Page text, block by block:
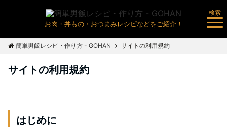
お肉・丼もの・おつまみレシピなどをご紹介！
検索
簡単男飯レシピ・作り方 - GOHAN サイトの利用規約
サイトの利用規約
はじめに